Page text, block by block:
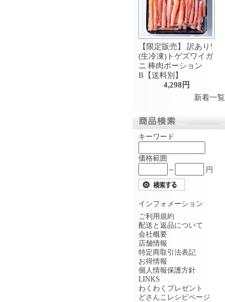
【限定販売】 訳あり!
(生冷凍)トゲズワイガ
ニ 棒肉ポーション
B【送料別】
4,298円
新着一覧
キーワード
価格範囲
～
円
インフォメーション
ご利用規約
配送と返品について
会社概要
店舗情報
特定商取引法表記
お得情報
個人情報保護方針
LINKS
わくわくプレゼント
どさんこレシピページ